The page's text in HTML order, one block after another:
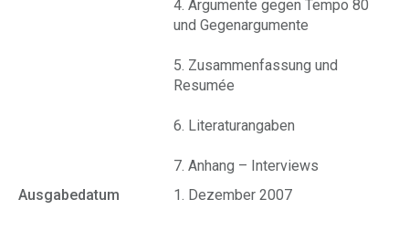
4. Argumente gegen Tempo 80
und Gegenargumente
5. Zusammenfassung und
Resumée
6. Literaturangaben
7. Anhang – Interviews
Ausgabedatum
1. Dezember 2007